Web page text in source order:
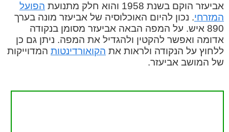
אביעזר הוקם בשנת 1958 והוא חלק מתנועת
הפועל
המזרחי. נכון להיום האוכלוסיה של אביעזר מונה בערך
890 איש. על המפה הבאה אביעזר מסומן בנקודה
אדומה ואפשר להקטין ולהגדיל את המפה. ניתן גם כן
ללחוץ על הנקודה ולראות את הקואורדינטות המדוייקות
של המושב אביעזר.